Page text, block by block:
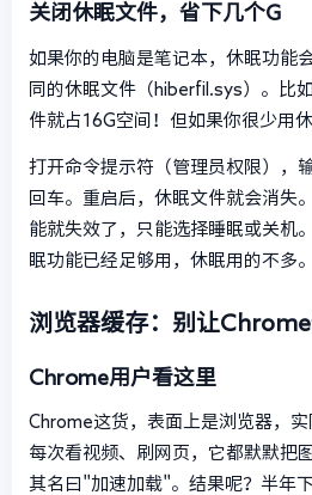
关闭休眠文件，省下几个G
如果你的电脑是笔记本，休眠功能
同的休眠文件（hiberfil.sys）。比
件就占16G空间！但如果你很少用
打开命令提示符（管理员权限）
回车。重启后，休眠文件就会消失
能就失效了，只能选择睡眠或关机
眠功能已经足够用，休眠用的不多。
浏览器缓存：别让
Chrome用户看这里
Chrome这货，表面上是浏览器，
每次看视频、刷网页，它都默默把
其名曰"加速加载"。结果呢？半年